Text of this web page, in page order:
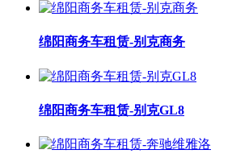
绵阳商务车租赁-别克商务
绵阳商务车租赁-别克GL8